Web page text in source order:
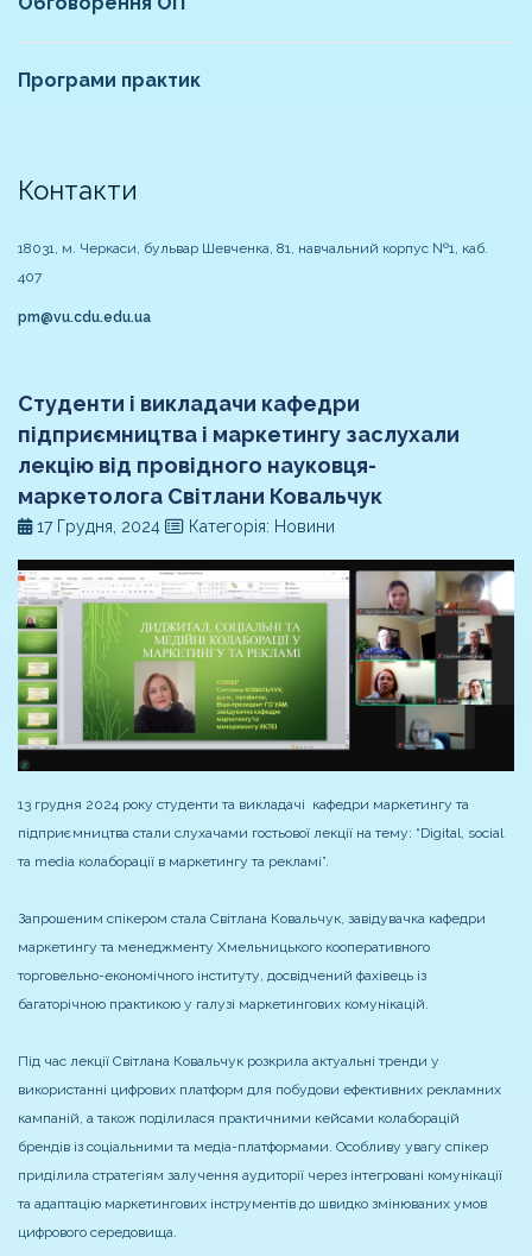
Програми практик
Контакти
18031, м. Черкаси, бульвар Шевченка, 81, навчальний корпус №1, каб.
407
pm@vu.cdu.edu.ua
Студенти і викладачи кафедри
підприємництва і маркетингу заслухали
лекцію від провідного науковця-
маркетолога Світлани Ковальчук
17 Грудня, 2024 Категорія: Новини
13 грудня 2024 року студенти та викладачі кафедри маркетингу та
підприємництва стали слухачами гостьової лекції на тему: “Digital, social
та media колаборації в маркетингу та рекламі”.
Запрошеним спікером стала Світлана Ковальчук, завідувачка кафедри
маркетингу та менеджменту Хмельницького кооперативного
торговельно-економічного інституту, досвідчений фахівець із
багаторічною практикою у галузі маркетингових комунікацій.
Під час лекції Світлана Ковальчук розкрила актуальні тренди у
використанні цифрових платформ для побудови ефективних рекламних
кампаній, а також поділилася практичними кейсами колаборацій
брендів із соціальними та медіа-платформами. Особливу увагу спікер
приділила стратегіям залучення аудиторії через інтегровані комунікації
та адаптацію маркетингових інструментів до швидко змінюваних умов
цифрового середовища.